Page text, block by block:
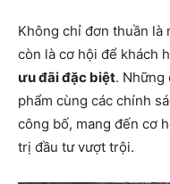
Không chỉ đơn thuần là
còn là cơ hội để khách
ưu đãi đặc biệt. Những
phẩm cùng các chính
công bố, mang đến cơ
trị đầu tư vượt trội.